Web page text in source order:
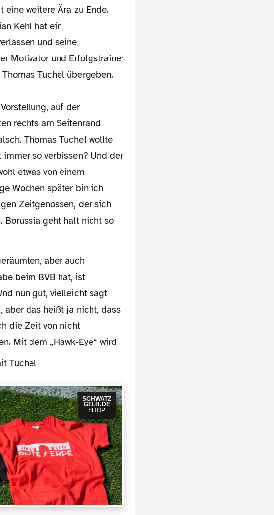
eine weitere Ära zu Ende.
Kehl hat ein
und seine
Motivator und Erfolgstrainer
Tuchel übergeben.
auf der
rechts am Seitenrand
Thomas Tuchel wollte
so verbissen? Und der
etwas von einem
Wochen später bin ich
Zeitgenossen, der sich
Borussia geht halt nicht so
beim BVB hat, ist
nun gut, vielleicht sagt
aber das heißt ja nicht, dass
die Zeit von nicht
Mit dem „Hawk-Eye“ wird
SCHWATZ
GELB.DE
SHOP